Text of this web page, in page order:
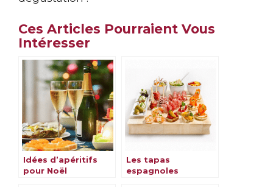
Ces Articles Pourraient Vous
Intéresser
Idées d’apéritifs
pour Noël
Les tapas
espagnoles